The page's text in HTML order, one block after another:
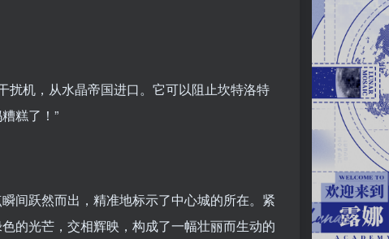
机，从水晶帝国进口。它可以阻止坎特洛特
糕了！”
间跃然而出，精准地标示了中心城的所在。紧
的光芒，交相辉映，构成了一幅壮丽而生动的